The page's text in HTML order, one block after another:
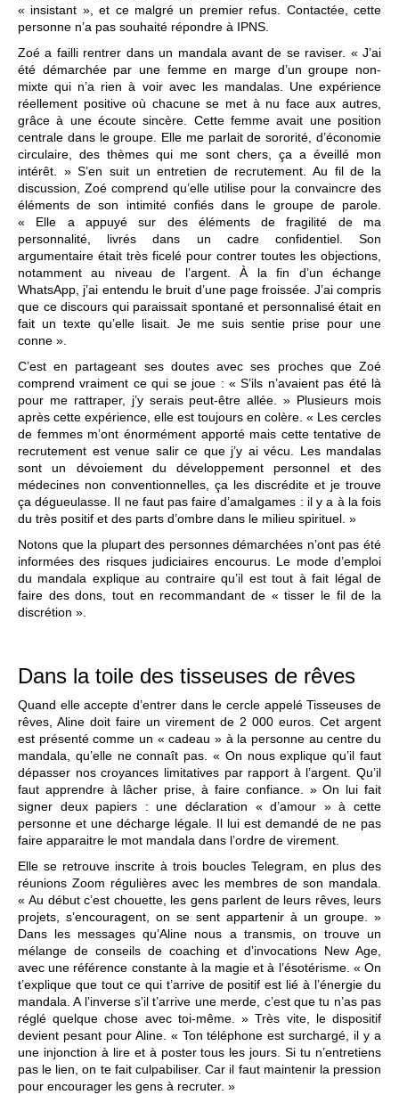
« insistant », et ce malgré un premier refus. Contactée, cette
personne n’a pas souhaité répondre à IPNS.
Zoé a failli rentrer dans un mandala avant de se raviser. « J’ai
été démarchée par une femme en marge d’un groupe non-
mixte qui n’a rien à voir avec les mandalas. Une expérience
réellement positive où chacune se met à nu face aux autres,
grâce à une écoute sincère. Cette femme avait une position
centrale dans le groupe. Elle me parlait de sororité, d’économie
circulaire, des thèmes qui me sont chers, ça a éveillé mon
intérêt. » S’en suit un entretien de recrutement. Au fil de la
discussion, Zoé comprend qu’elle utilise pour la convaincre des
éléments de son intimité confiés dans le groupe de parole.
« Elle a appuyé sur des éléments de fragilité de ma
personnalité, livrés dans un cadre confidentiel. Son
argumentaire était très ficelé pour contrer toutes les objections,
notamment au niveau de l’argent. À la fin d’un échange
WhatsApp, j’ai entendu le bruit d’une page froissée. J’ai compris
que ce discours qui paraissait spontané et personnalisé était en
fait un texte qu’elle lisait. Je me suis sentie prise pour une
conne ».
C’est en partageant ses doutes avec ses proches que Zoé
comprend vraiment ce qui se joue : « S’ils n’avaient pas été là
pour me rattraper, j’y serais peut-être allée. » Plusieurs mois
après cette expérience, elle est toujours en colère. « Les cercles
de femmes m’ont énormément apporté mais cette tentative de
recrutement est venue salir ce que j’y ai vécu. Les mandalas
sont un dévoiement du développement personnel et des
médecines non conventionnelles, ça les discrédite et je trouve
ça dégueulasse. Il ne faut pas faire d’amalgames : il y a à la fois
du très positif et des parts d’ombre dans le milieu spirituel. »
Notons que la plupart des personnes démarchées n’ont pas été
informées des risques judiciaires encourus. Le mode d’emploi
du mandala explique au contraire qu’il est tout à fait légal de
faire des dons, tout en recommandant de « tisser le fil de la
discrétion ».
Dans la toile des tisseuses de rêves
Quand elle accepte d’entrer dans le cercle appelé Tisseuses de
rêves, Aline doit faire un virement de 2 000 euros. Cet argent
est présenté comme un « cadeau » à la personne au centre du
mandala, qu’elle ne connaît pas. « On nous explique qu’il faut
dépasser nos croyances limitatives par rapport à l’argent. Qu’il
faut apprendre à lâcher prise, à faire confiance. » On lui fait
signer deux papiers : une déclaration « d’amour » à cette
personne et une décharge légale. Il lui est demandé de ne pas
faire apparaitre le mot mandala dans l’ordre de virement.
Elle se retrouve inscrite à trois boucles Telegram, en plus des
réunions Zoom régulières avec les membres de son mandala.
« Au début c’est chouette, les gens parlent de leurs rêves, leurs
projets, s’encouragent, on se sent appartenir à un groupe. »
Dans les messages qu’Aline nous a transmis, on trouve un
mélange de conseils de coaching et d’invocations New Age,
avec une référence constante à la magie et à l’ésotérisme. « On
t’explique que tout ce qui t’arrive de positif est lié à l’énergie du
mandala. A l’inverse s’il t’arrive une merde, c’est que tu n’as pas
réglé quelque chose avec toi-même. » Très vite, le dispositif
devient pesant pour Aline. « Ton téléphone est surchargé, il y a
une injonction à lire et à poster tous les jours. Si tu n’entretiens
pas le lien, on te fait culpabiliser. Car il faut maintenir la pression
pour encourager les gens à recruter. »